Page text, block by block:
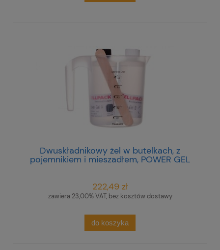
Dwuskładnikowy żel w butelkach, z
pojemnikiem i mieszadłem, POWER GEL
222,49 zł
zawiera 23,00% VAT, bez kosztów dostawy
do koszyka